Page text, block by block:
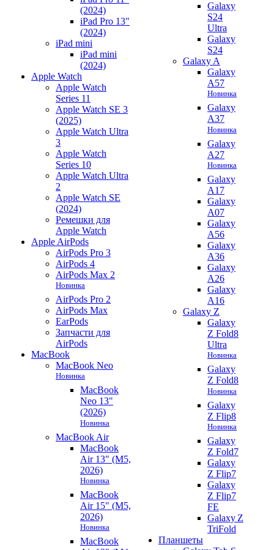
(2024)
iPad Pro 13"
(2024)
iPad mini
iPad mini
(2024)
Apple Watch
Apple Watch
Series 11
Apple Watch SE 3
(2025)
Apple Watch Ultra
3
Apple Watch
Series 10
Apple Watch Ultra
2
Apple Watch SE
(2024)
Ремешки для
Apple Watch
Apple AirPods
AirPods Pro 3
AirPods 4
AirPods Max 2
Новинка
AirPods Pro 2
AirPods Max
EarPods
Запчасти для
AirPods
MacBook
MacBook Neo
Новинка
MacBook
Neo 13"
(2026)
Новинка
MacBook Air
MacBook
Air 13" (M5,
2026)
Новинка
MacBook
Air 15" (M5,
2026)
Новинка
MacBook
Galaxy
S24
Ultra
Galaxy
S24
Galaxy A
Galaxy
A57
Новинка
Galaxy
A37
Новинка
Galaxy
A27
Новинка
Galaxy
A17
Galaxy
A07
Galaxy
A56
Galaxy
A36
Galaxy
A26
Galaxy
A16
Galaxy Z
Galaxy
Z Fold8
Ultra
Новинка
Galaxy
Z Fold8
Новинка
Galaxy
Z Flip8
Новинка
Galaxy
Z Fold7
Galaxy
Z Flip7
Galaxy
Z Flip7
FE
Galaxy Z
TriFold
Планшеты